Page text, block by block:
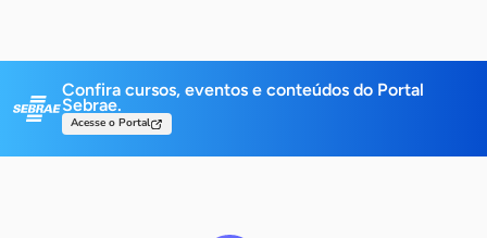
Confira cursos, eventos e conteúdos do Portal
Sebrae.
Acesse o Portal